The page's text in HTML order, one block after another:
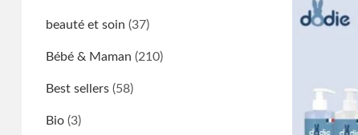
beauté et soin (37)
Bébé & Maman (210)
Best sellers (58)
Bio (3)